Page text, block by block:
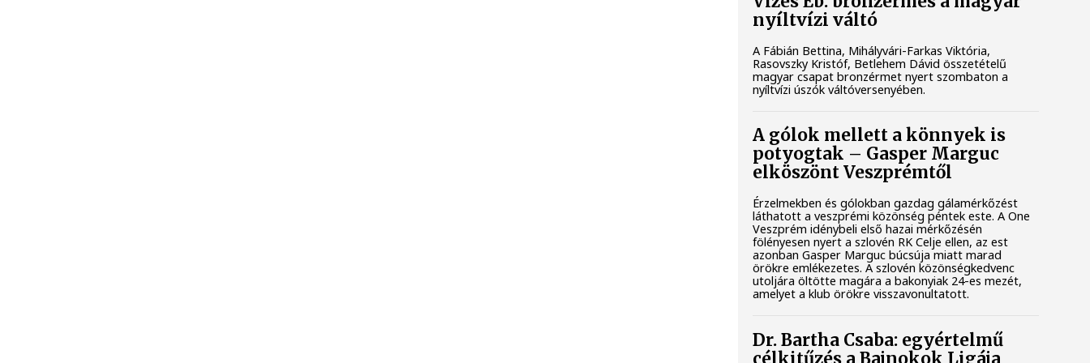
nyíltvízi váltó
A Fábián Bettina, Mihályvári-Farkas Viktória,
Rasovszky Kristóf, Betlehem Dávid összetételű
magyar csapat bronzérmet nyert szombaton a
nyíltvízi úszók váltóversenyében.
A gólok mellett a könnyek is
potyogtak – Gasper Marguc
elköszönt Veszprémtől
Érzelmekben és gólokban gazdag gálamérkőzést
láthatott a veszprémi közönség péntek este. A One
Veszprém idénybeli első hazai mérkőzésén
fölényesen nyert a szlovén RK Celje ellen, az est
azonban Gasper Marguc búcsúja miatt marad
örökre emlékezetes. A szlovén közönségkedvenc
utoljára öltötte magára a bakonyiak 24-es mezét,
amelyet a klub örökre visszavonultatott.
Dr. Bartha Csaba: egyértelmű
célkitűzés a Bajnokok Ligája